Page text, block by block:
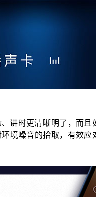
讲时更清晰明了，而且
境噪音的拾取，有效应